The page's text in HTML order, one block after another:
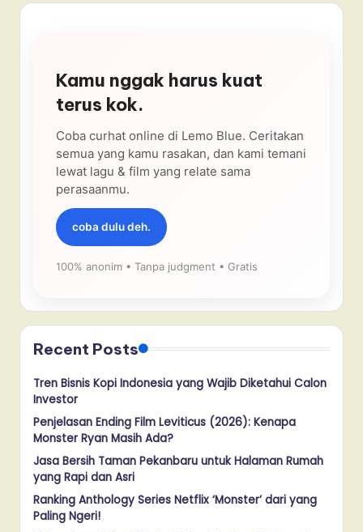
Kamu nggak harus kuat
terus kok.
Coba curhat online di Lemo Blue. Ceritakan
semua yang kamu rasakan, dan kami temani
lewat lagu & film yang relate sama
perasaanmu.
coba dulu deh.
100% anonim • Tanpa judgment • Gratis
Recent Posts
Tren Bisnis Kopi Indonesia yang Wajib Diketahui Calon
Investor
Penjelasan Ending Film Leviticus (2026): Kenapa
Monster Ryan Masih Ada?
Jasa Bersih Taman Pekanbaru untuk Halaman Rumah
yang Rapi dan Asri
Ranking Anthology Series Netflix ‘Monster’ dari yang
Paling Ngeri!